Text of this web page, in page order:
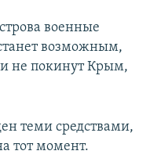
военные
возможным,
не покинут Крым,
теми средствами,
тот момент.